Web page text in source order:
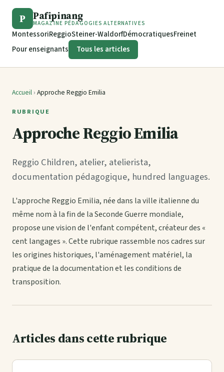
P Pafipinang
MAGAZINE PÉDAGOGIES ALTERNATIVES
MontessoriReggioSteiner-WaldorfDémocratiquesFreinet
Pour enseignants
Tous les articles
Accueil › Approche Reggio Emilia
RUBRIQUE
Approche Reggio Emilia
Reggio Children, atelier, atelierista,
documentation pédagogique, hundred languages.
L'approche Reggio Emilia, née dans la ville italienne du
même nom à la fin de la Seconde Guerre mondiale,
propose une vision de l'enfant compétent, créateur des «
cent langages ». Cette rubrique rassemble nos cadres sur
les origines historiques, l'aménagement matériel, la
pratique de la documentation et les conditions de
transposition.
Articles dans cette rubrique